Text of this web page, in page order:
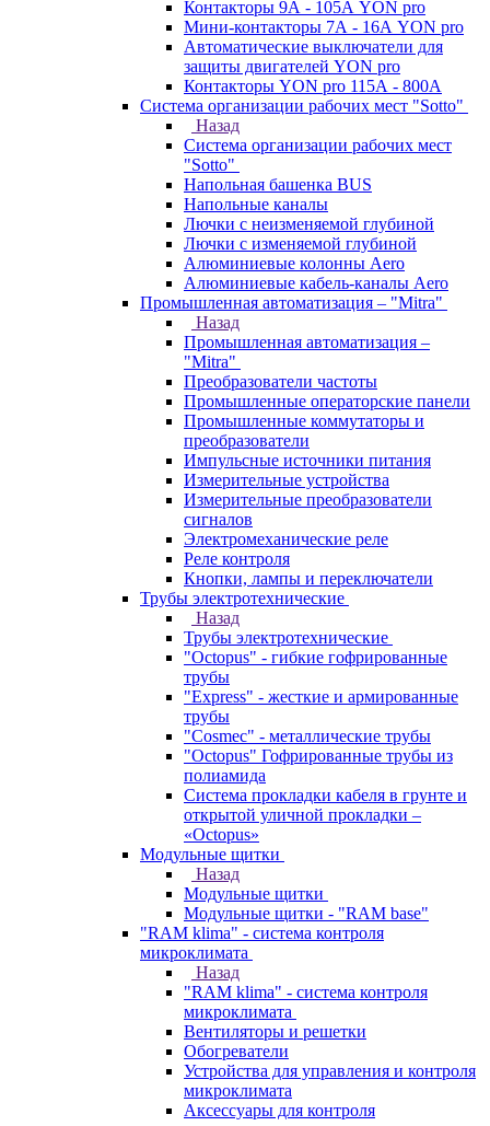
Контакторы 9А - 105А YON pro
Мини-контакторы 7А - 16А YON pro
Автоматические выключатели для
защиты двигателей YON pro
Контакторы YON pro 115А - 800А
Система организации рабочих мест "Sotto"
Назад
Система организации рабочих мест
"Sotto"
Напольная башенка BUS
Напольные каналы
Лючки с неизменяемой глубиной
Лючки с изменяемой глубиной
Алюминиевые колонны Aero
Алюминиевые кабель-каналы Aero
Промышленная автоматизация – "Mitra"
Назад
Промышленная автоматизация –
"Mitra"
Преобразователи частоты
Промышленные операторские панели
Промышленные коммутаторы и
преобразователи
Импульсные источники питания
Измерительные устройства
Измерительные преобразователи
сигналов
Электромеханические реле
Реле контроля
Кнопки, лампы и переключатели
Трубы электротехнические
Назад
Трубы электротехнические
"Octopus" - гибкие гофрированные
трубы
"Express" - жесткие и армированные
трубы
"Cosmec" - металлические трубы
"Octopus" Гофрированные трубы из
полиамида
Система прокладки кабеля в грунте и
открытой уличной прокладки –
«Octopus»
Модульные щитки
Назад
Модульные щитки
Модульные щитки - "RAM base"
"RAM klima" - система контроля
микроклимата
Назад
"RAM klima" - система контроля
микроклимата
Вентиляторы и решетки
Обогреватели
Устройства для управления и контроля
микроклимата
Аксессуары для контроля